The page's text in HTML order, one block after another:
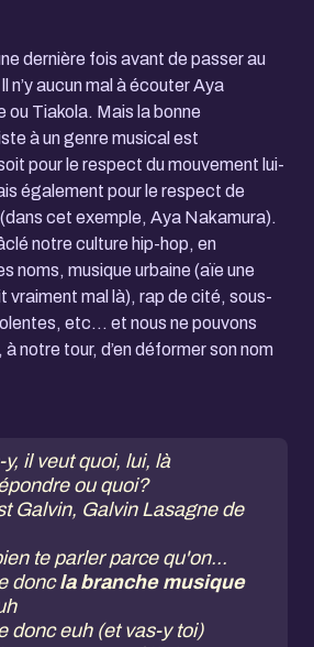
dernière fois avant de passer au
n’y aucun mal à écouter Aya
ou Tiakola. Mais la bonne
à un genre musical est
pour le respect du mouvement lui-
également pour le respect de
(dans cet exemple, Aya Nakamura).
notre culture hip-hop, en
noms, musique urbaine (aïe une
vraiment mal là), rap de cité, sous-
etc… et nous ne pouvons
notre tour, d’en déformer son nom
y, il veut quoi, lui, là
ou quoi?
Galvin, Galvin Lasagne de
te parler parce qu'on...
doncla branche musique
donc euh (et vas-y toi)